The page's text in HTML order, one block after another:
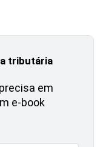
tributária
em
e-book